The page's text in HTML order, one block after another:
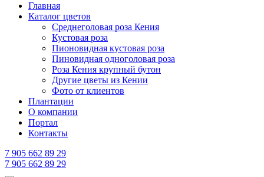
Главная
Каталог цветов
Среднеголовая роза Кения
Кустовая роза
Пионовидная кустовая роза
Пиновидная одноголовая роза
Роза Кения крупный бутон
Другие цветы из Кении
Фото от клиентов
Плантации
О компании
Портал
Контакты
7 905 662 89 29
7 905 662 89 29